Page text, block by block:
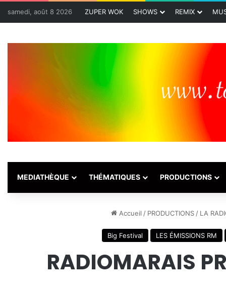
samedi, août 8 2026 ZUPER WOK SHOWS REMIX
MEDIATHÈQUE THÉMATIQUES PRODUCTIONS
Accueil / PRODUCTIONS / LA
Big Festival LES ÉMISSIONS RM
RADIOMARAIS